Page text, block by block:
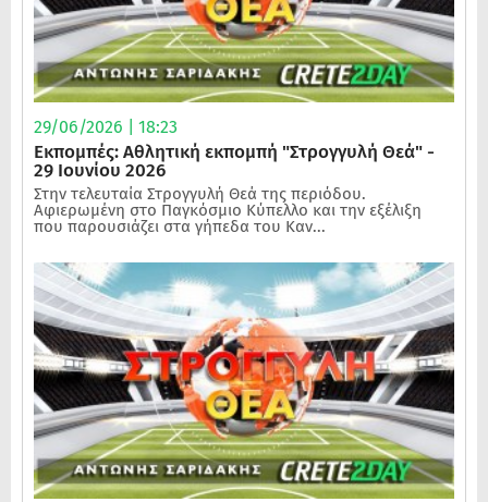
29/06/2026 | 18:23
Εκπομπές: Αθλητική εκπομπή "Στρογγυλή Θεά" -
29 Ιουνίου 2026
Στην τελευταία Στρογγυλή Θεά της περιόδου.
Αφιερωμένη στο Παγκόσμιο Κύπελλο και την εξέλιξη
που παρουσιάζει στα γήπεδα του Καν...